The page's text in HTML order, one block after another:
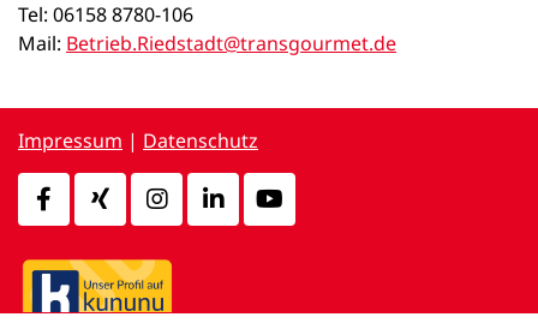
Tel: 06158 8780-106
Mail: Betrieb.Riedstadt@transgourmet.de
Impressum | Datenschutz